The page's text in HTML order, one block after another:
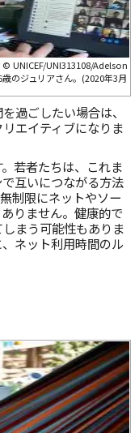
© UNICEF/UNI313108/Adelson
のジュリアさん。(2020年3月
過ごしたい場合は、
エイティブになりま
若者たちは、これま
互いにつながる方法
制限にネットやソー
りません。健康的で
まう可能性もありま
ネット利用時間のル